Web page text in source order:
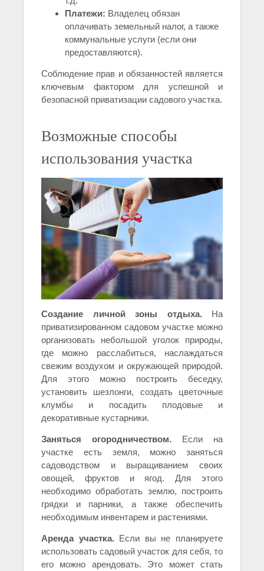
Платежи: Владелец обязан
оплачивать земельный налог, а также
коммунальные услуги (если они
предоставляются).
Соблюдение прав и обязанностей является
ключевым фактором для успешной и
безопасной приватизации садового участка.
Возможные способы
использования участка
Создание личной зоны отдыха.На
приватизированном садовом участке можно
организовать небольшой уголок природы,
где можно расслабиться, наслаждаться
свежим воздухом и окружающей природой.
Для этого можно построить беседку,
установить шезлонги, создать цветочные
клумбы и посадить плодовые и
декоративные кустарники.
Заняться огородничеством. Если на
участке есть земля, можно заняться
садоводством и выращиванием своих
овощей, фруктов и ягод. Для этого
необходимо обработать землю, построить
грядки и парники, а также обеспечить
необходимым инвентарем и растениями.
Аренда участка.Если вы не планируете
использовать садовый участок для себя, то
его можно арендовать. Это может стать